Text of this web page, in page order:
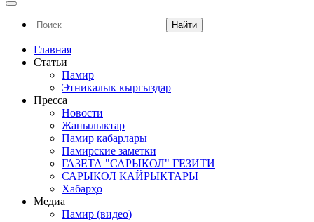
Найти
Главная
Статьи
Памир
Этникалык кыргыздар
Пресса
Новости
Жанылыктар
Памир кабарлары
Памирские заметки
ГАЗЕТА "САРЫКОЛ" ГЕЗИТИ
САРЫКОЛ КАЙРЫКТАРЫ
Хабарҳо
Медиа
Памир (видео)